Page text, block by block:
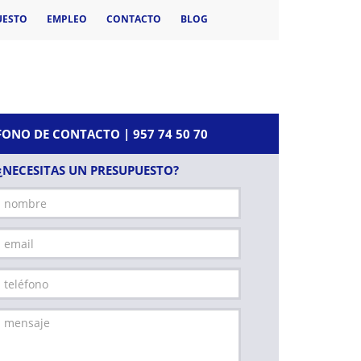
EMPLEO CONTACTO BLOG
DE CONTACTO | 957 74 50 70
UN PRESUPUESTO?